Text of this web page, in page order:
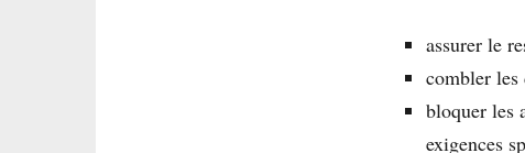
assurer le
combler les
bloquer les
exigences